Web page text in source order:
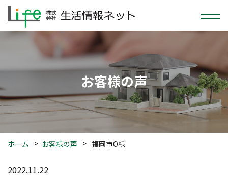
お客様の声
ホーム お客様の声 福岡市O様
2022.11.22